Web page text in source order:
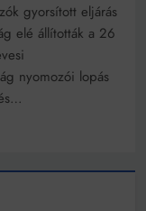
gyorsított eljárás
elé állították a 26
nyomozói lopás